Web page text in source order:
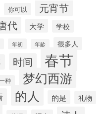
你可以 元宵节
代 大学
学校
年初 年龄 很多人
时间 春节
种 梦幻西游
的人 的是
礼物